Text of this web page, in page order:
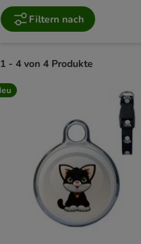
Filtern nach
1 - 4 von 4 Produkte
product items have been changed